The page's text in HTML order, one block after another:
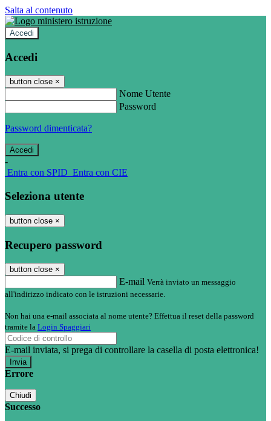
Salta al contenuto
Accedi
Accedi
button close ×
Nome Utente
Password
Password dimenticata?
-
Entra con SPID Entra con CIE
Seleziona utente
button close ×
Recupero password
button close ×
E-mail Verrà inviato un messaggio
all'indirizzo indicato con le istruzioni necessarie.
Non hai una e-mail associata al nome utente? Effettua il reset della password
tramite la Login Spaggiari
E-mail inviata, si prega di controllare la casella di posta elettronica!
Errore
Chiudi
Successo